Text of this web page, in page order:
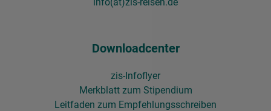
Downloadcenter
zis-Infoflyer
Merkblatt zum Stipendium
Leitfaden zum Empfehlungsschreiben